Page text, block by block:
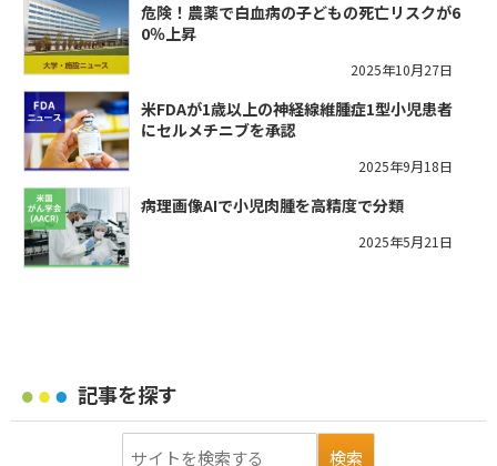
危険！農薬で白血病の子どもの死亡リスクが6
0％上昇
2025年10月27日
米FDAが1歳以上の神経線維腫症1型小児患者
にセルメチニブを承認
2025年9月18日
病理画像AIで小児肉腫を高精度で分類
2025年5月21日
記事を探す